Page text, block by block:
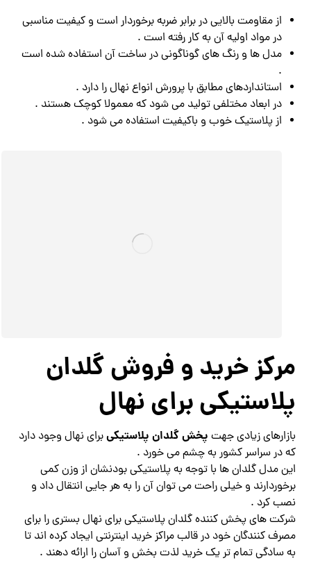
از مقاومت بالایی در برابر ضربه برخوردار است و کیفیت مناسبی
در مواد اولیه آن به کار رفته است .
مدل ها و رنگ های گوناگونی در ساخت آن استفاده شده است
.
استانداردهای مطابق با پرورش انواع نهال را دارد .
در ابعاد مختلفی تولید می شود که معمولا کوچک هستند .
از پلاستیک خوب و باکیفیت استفاده می شود .
مرکز خرید و فروش گلدان
پلاستیکی برای نهال
بازارهای زیادی جهت پخش گلدان پلاستیکیبرای نهال وجود دارد
که در سراسر کشور به چشم می خورد .
این مدل گلدان ها با توجه به پلاستیکی بودنشان از وزن کمی
برخوردارند و خیلی راحت می توان آن را به هر جایی انتقال داد و
نصب کرد .
شرکت های پخش کننده گلدان پلاستیکی برای نهال بستری را برای
مصرف کنندگان خود در قالب مراکز خرید اینترنتی ایجاد کرده اند تا
به سادگی تمام تر یک خرید لذت بخش و آسان را ارائه دهند .